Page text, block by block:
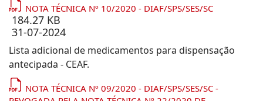
NOTA TÉCNICA Nº 10/2020 - DIAF/SPS/SES/SC
184.27 KB
31-07-2024
Lista adicional de medicamentos para dispensação
antecipada - CEAF.
NOTA TÉCNICA Nº 09/2020 - DIAF/SPS/SES/SC -